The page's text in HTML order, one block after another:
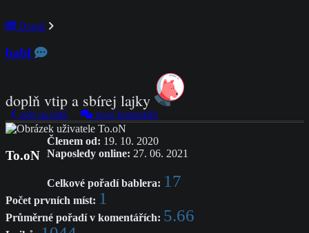
Domů
babl
doplň vtip a sbírej lajky
zpět na babl nové komentáře
To.oN
Členem od: 19. 10. 2020
Naposledy online: 27. 06. 2021
Celkové pořadí bablera: 17
Počet prvních míst: 1
Průměrné pořadí v komentářích: 5.66